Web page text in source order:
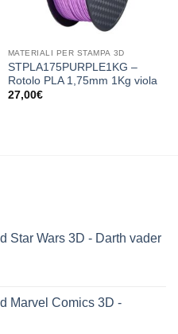
MATERIALI PER STAMPA 3D
STPLA175PURPLE1KG –
Rotolo PLA 1,75mm 1Kg viola
27,00€
Star Wars 3D - Darth vader
Marvel Comics 3D -